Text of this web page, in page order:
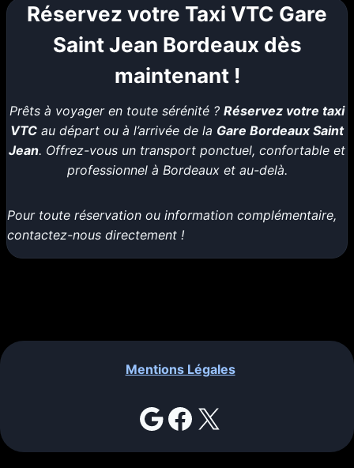
Réservez votre Taxi VTC Gare
Saint Jean Bordeaux dès
maintenant !
Prêts à voyager en toute sérénité ? Réservez votre taxi
VTC au départ ou à l’arrivée de la Gare Bordeaux Saint
Jean. Offrez-vous un transport ponctuel, confortable et
professionnel à Bordeaux et au-delà.
Pour toute réservation ou information complémentaire,
contactez-nous directement !
Mentions Légales
Google Facebook X